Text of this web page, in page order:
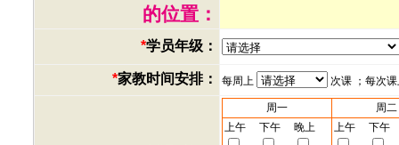
的位置：
*学员年级：
*家教时间安排： 每周上 次课 ；每次
周一
周二
上午
下午 晚上 上午 下午